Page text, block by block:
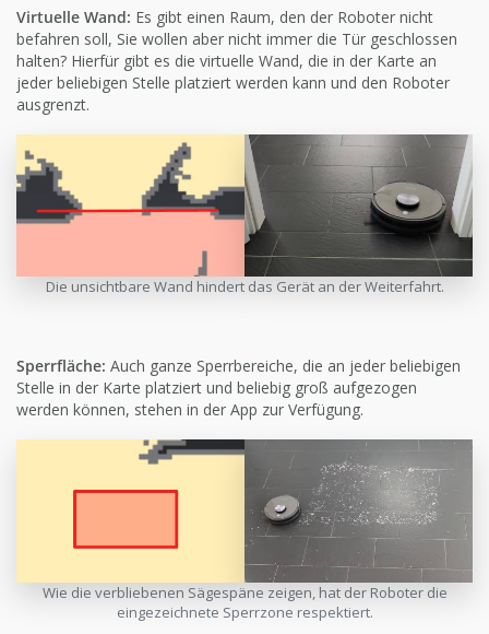
Virtuelle Wand: Es gibt einen Raum, den der Roboter nicht
befahren soll, Sie wollen aber nicht immer die Tür geschlossen
halten? Hierfür gibt es die virtuelle Wand, die in der Karte an
jeder beliebigen Stelle platziert werden kann und den Roboter
ausgrenzt.
Die unsichtbare Wand hindert das Gerät an der Weiterfahrt.
Sperrfläche: Auch ganze Sperrbereiche, die an jeder beliebigen
Stelle in der Karte platziert und beliebig groß aufgezogen
werden können, stehen in der App zur Verfügung.
Wie die verbliebenen Sägespäne zeigen, hat der Roboter die
eingezeichnete Sperrzone respektiert.